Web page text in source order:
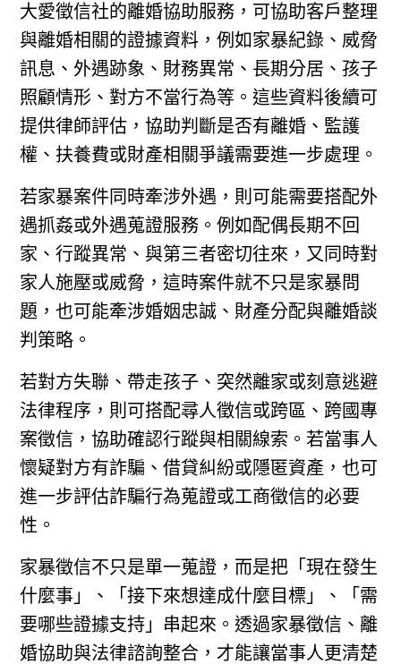
大愛徵信社的離婚協助服務，可協助客戶整理
與離婚相關的證據資料，例如家暴紀錄、威脅
訊息、外遇跡象、財務異常、長期分居、孩子
照顧情形、對方不當行為等。這些資料後續可
提供律師評估，協助判斷是否有離婚、監護
權、扶養費或財產相關爭議需要進一步處理。
若家暴案件同時牽涉外遇，則可能需要搭配外
遇抓姦或外遇蒐證服務。例如配偶長期不回
家、行蹤異常、與第三者密切往來，又同時對
家人施壓或威脅，這時案件就不只是家暴問
題，也可能牽涉婚姻忠誠、財產分配與離婚談
判策略。
若對方失聯、帶走孩子、突然離家或刻意逃避
法律程序，則可搭配尋人徵信或跨區、跨國專
案徵信，協助確認行蹤與相關線索。若當事人
懷疑對方有詐騙、借貸糾紛或隱匿資產，也可
進一步評估詐騙行為蒐證或工商徵信的必要
性。
家暴徵信不只是單一蒐證，而是把「現在發生
什麼事」、「接下來想達成什麼目標」、「需
要哪些證據支持」串起來。透過家暴徵信、離
婚協助與法律諮詢整合，才能讓當事人更清楚